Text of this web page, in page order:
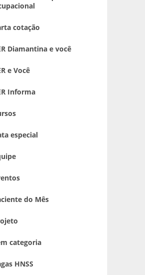
cotação
Diamantina e você
e Você
Informa
especial
do Mês
categoria
HNSS